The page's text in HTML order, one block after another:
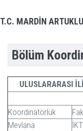
T.C. MARDİN
Bölüm
ULUSLARARASI
Koordinatörlük
Mevlana